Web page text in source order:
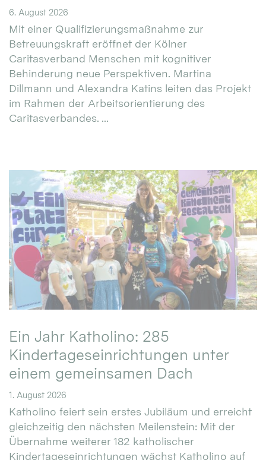
6. August 2026
Mit einer Qualifizierungsmaßnahme zur
Betreuungskraft eröffnet der Kölner
Caritasverband Menschen mit kognitiver
Behinderung neue Perspektiven. Martina
Dillmann und Alexandra Katins leiten das Projekt
im Rahmen der Arbeitsorientierung des
Caritasverbandes. ...
Ein Jahr Katholino: 285
Kindertageseinrichtungen unter
einem gemeinsamen Dach
1. August 2026
Katholino feiert sein erstes Jubiläum und erreicht
gleichzeitig den nächsten Meilenstein: Mit der
Übernahme weiterer 182 katholischer
Kindertageseinrichtungen wächst Katholino auf